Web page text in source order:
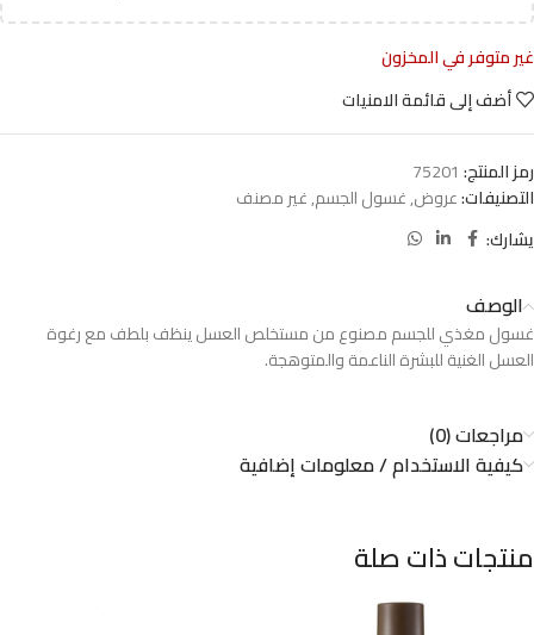
غير متوفر في المخزون
أضف إلى قائمة الامنيات
رمز المنتج: 75201
التصنيفات:عروض,غسول الجسم,غير مصنف
يشارك:
الوصف
غسول مغذي للجسم مصنوع من مستخلص العسل ينظف بلطف مع رغوة
العسل الغنية للبشرة الناعمة والمتوهجة.
مراجعات (0)
كيفية الاستخدام / معلومات إضافية
منتجات ذات صلة